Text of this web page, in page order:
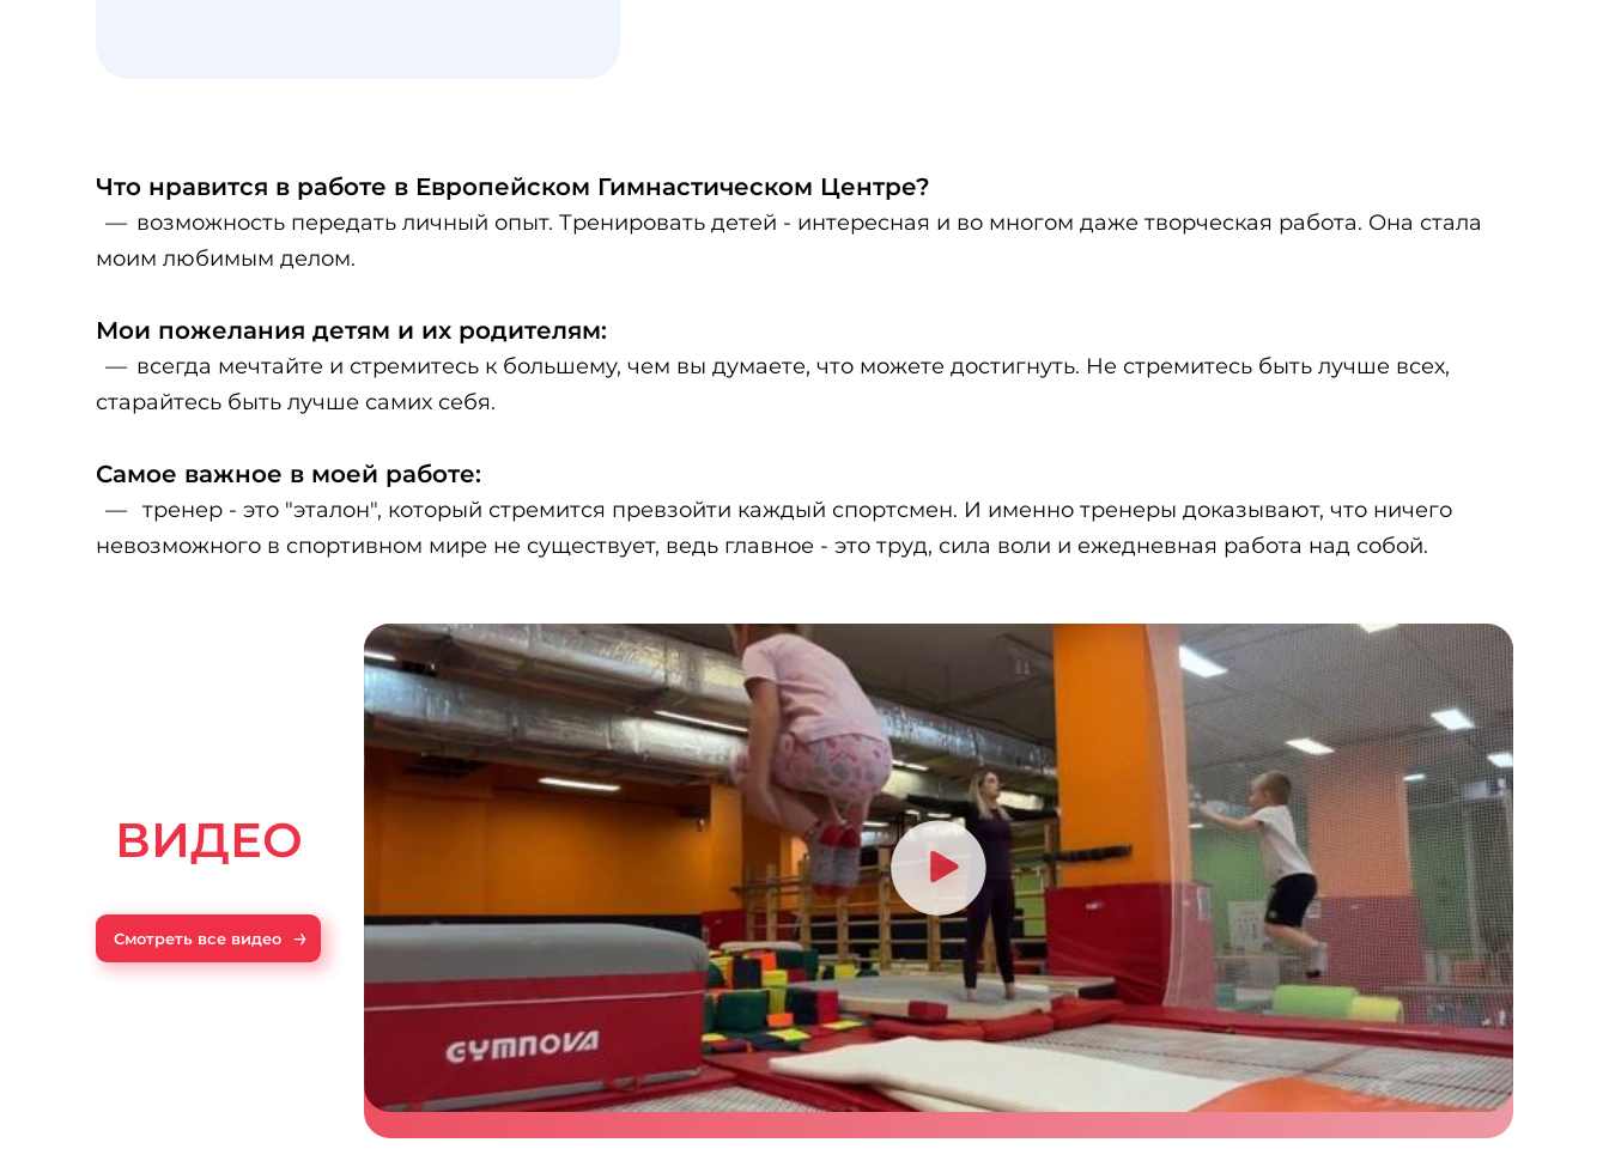
Что нравится в работе в Европейском Гимнастическом Центре?
возможность передать личный опыт. Тренировать детей - интересная и во многом даже творческая работа. Она стала
моим любимым делом.
Мои пожелания детям и их родителям:
всегда мечтайте и стремитесь к большему, чем вы думаете, что можете достигнуть. Не стремитесь быть лучше всех,
старайтесь быть лучше самих себя.
Самое важное в моей работе:
тренер - это "эталон", который стремится превзойти каждый спортсмен. И именно тренеры доказывают, что ничего
невозможного в спортивном мире не существует, ведь главное - это труд, сила воли и ежедневная работа над собой.
ВИДЕО
Смотреть все видео →